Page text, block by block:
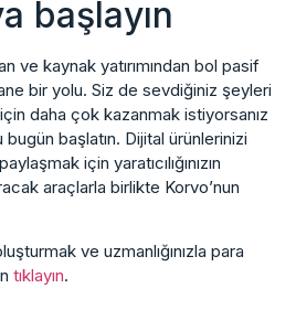
başlayın
ve kaynak yatırımından bol pasif
bir yolu. Siz de sevdiğiniz şeyleri
daha çok kazanmak istiyorsanız
başlatın. Dijital ürünlerinizi
için yaratıcılığınızın
araçlarla birlikte Korvo’nun
ve uzmanlığınızla para
tıklayın.